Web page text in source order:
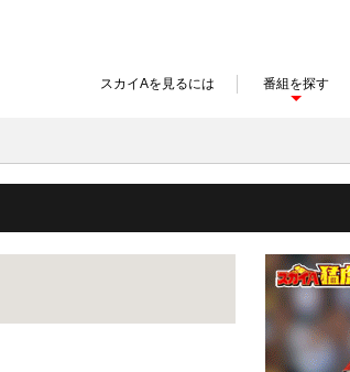
スカイAを見るには 番組を探す